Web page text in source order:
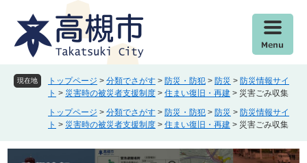
文
現在地 トップページ > 分類でさがす > 防災・防犯 > 防災 > 防災情報サイ
ト > 災害時の被災者支援制度 > 住まい復旧・再建 > 災害ごみ収集
トップページ > 分類でさがす > 防災・防犯 > 防災 > 防災情報サイ
ト > 災害時の被災者支援制度 > 住まい復旧・再建 > 災害ごみ収集